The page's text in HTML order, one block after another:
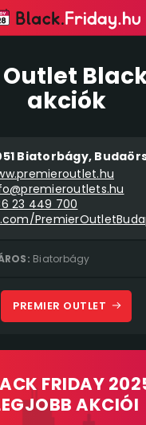
akciók
Biatorbágy,
23 449 700
Biatorbágy
PREMIER OUTLET
FRIDAY
AKCIÓI